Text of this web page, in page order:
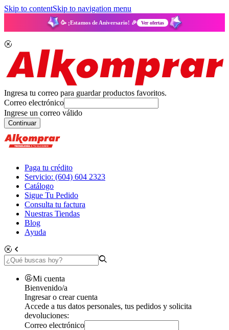
Skip to contentSkip to navigation menu
🥳 ¡Estamos de Aniversario! 🎉 Ver ofertas
Ingresa tu correo para guardar productos favoritos.
Correo electrónico
Ingrese un correo válido
Continuar
Paga tu crédito
Servicio: (604) 604 2323
Catálogo
Sigue Tu Pedido
Consulta tu factura
Nuestras Tiendas
Blog
Ayuda
Mi cuenta
Bienvenido/a
Ingresar o crear cuenta
Accede a tus datos personales, tus pedidos y solicita
devoluciones:
Correo electrónico